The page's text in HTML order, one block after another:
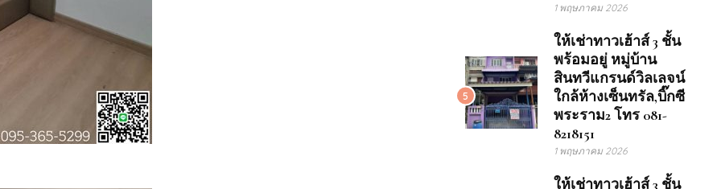
1 พฤษภาคม 2026
5
ให้เช่าทาวเฮ้าส์ 3 ชั้น
พร้อมอยู่ หมู่บ้าน
สินทวีแกรนด์วิลเลจน์
ใกล้ห้างเซ็นทรัล,บิ๊กซี
พระราม2 โทร 081-
8218151
1 พฤษภาคม 2026
ให้เช่าทาวเฮ้าส์ 3 ชั้น